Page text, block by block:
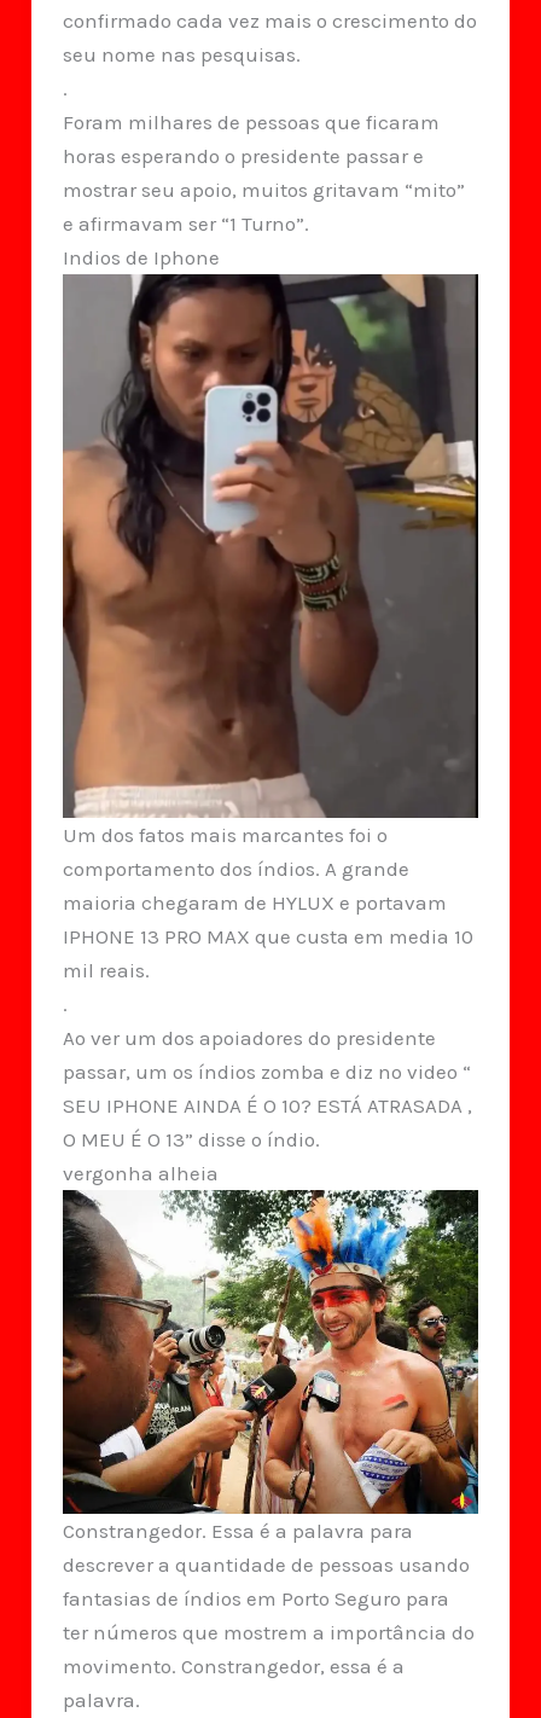
confirmado cada vez mais o crescimento do
seu nome nas pesquisas.
.
Foram milhares de pessoas que ficaram
horas esperando o presidente passar e
mostrar seu apoio, muitos gritavam “mito”
e afirmavam ser “1 Turno”.
Indios de Iphone
Um dos fatos mais marcantes foi o
comportamento dos índios. A grande
maioria chegaram de HYLUX e portavam
IPHONE 13 PRO MAX que custa em media 10
mil reais.
.
Ao ver um dos apoiadores do presidente
passar, um os índios zomba e diz no video “
SEU IPHONE AINDA É O 10? ESTÁ ATRASADA ,
O MEU É O 13” disse o índio.
vergonha alheia
Constrangedor. Essa é a palavra para
descrever a quantidade de pessoas usando
fantasias de índios em Porto Seguro para
ter números que mostrem a importância do
movimento. Constrangedor, essa é a
palavra.